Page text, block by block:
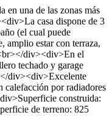
en una de las zonas más
casa dispone de 3
(el cual puede
amplio estar con terraza,
div><div>En el
techado y garage
div><div>Excelente
calefacción por radiadores
construida:
de terreno: 825